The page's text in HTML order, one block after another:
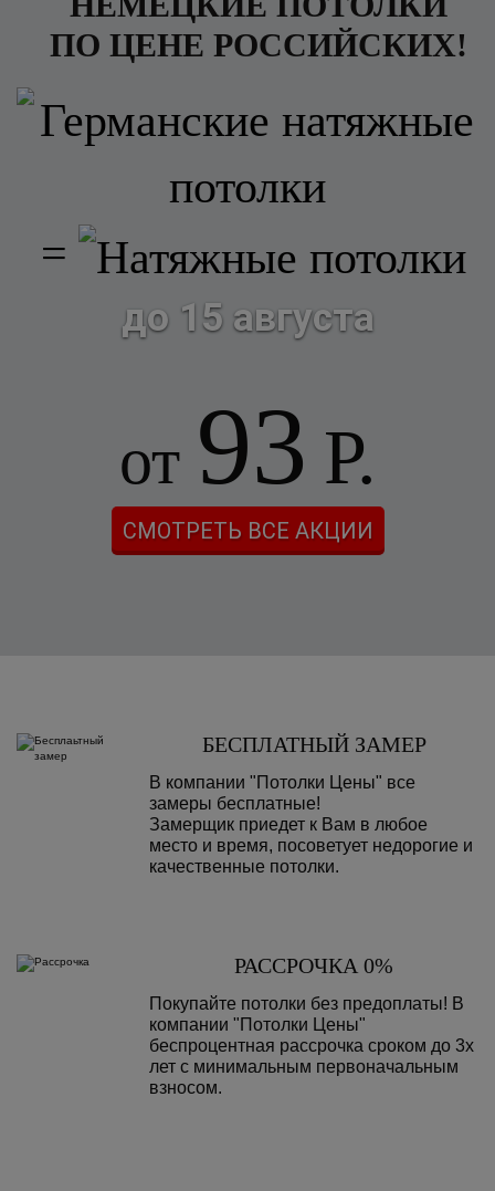
ПО ЦЕНЕ РОССИЙСКИХ!
=
до 15 августа
от 93 Р.
СМОТРЕТЬ ВСЕ АКЦИИ
БЕСПЛАТНЫЙ ЗАМЕР
В компании "Потолки Цены" все
замеры бесплатные!
Замерщик приедет к Вам в любое
место и время, посоветует недорогие и
качественные потолки.
РАССРОЧКА 0%
Покупайте потолки без предоплаты! В
компании "Потолки Цены"
беспроцентная рассрочка сроком до 3х
лет с минимальным первоначальным
взносом.